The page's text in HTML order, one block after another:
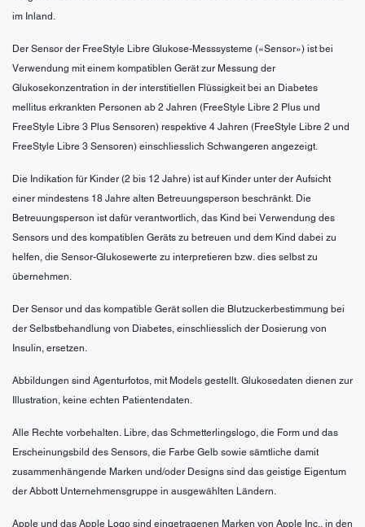
im Inland.
Der Sensor der FreeStyle Libre Glukose-Messsysteme («Sensor») ist bei
Verwendung mit einem kompatiblen Gerät zur Messung der
Glukosekonzentration in der interstitiellen Flüssigkeit bei an Diabetes
mellitus erkrankten Personen ab 2 Jahren (FreeStyle Libre 2 Plus und
FreeStyle Libre 3 Plus Sensoren) respektive 4 Jahren (FreeStyle Libre 2 und
FreeStyle Libre 3 Sensoren) einschliesslich Schwangeren angezeigt.
Die Indikation für Kinder (2 bis 12 Jahre) ist auf Kinder unter der Aufsicht
einer mindestens 18 Jahre alten Betreuungsperson beschränkt. Die
Betreuungsperson ist dafür verantwortlich, das Kind bei Verwendung des
Sensors und des kompatiblen Geräts zu betreuen und dem Kind dabei zu
helfen, die Sensor-Glukosewerte zu interpretieren bzw. dies selbst zu
übernehmen.
Der Sensor und das kompatible Gerät sollen die Blutzuckerbestimmung bei
der Selbstbehandlung von Diabetes, einschliesslich der Dosierung von
Insulin, ersetzen.
Abbildungen sind Agenturfotos, mit Models gestellt. Glukosedaten dienen zur
Illustration, keine echten Patientendaten.
Alle Rechte vorbehalten. Libre, das Schmetterlingslogo, die Form und das
Erscheinungsbild des Sensors, die Farbe Gelb sowie sämtliche damit
zusammenhängende Marken und/oder Designs sind das geistige Eigentum
der Abbott Unternehmensgruppe in ausgewählten Ländern.
Apple und das Apple Logo sind eingetragenen Marken von Apple Inc., in den